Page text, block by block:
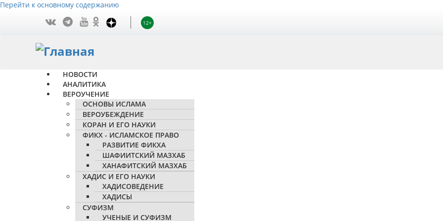
Перейти к основному содержанию
12+
НОВОСТИ
АНАЛИТИКА
ВЕРОУЧЕНИЕ
ОСНОВЫ ИСЛАМА
ВЕРОУБЕЖДЕНИЕ
КОРАН И ЕГО НАУКИ
ФИКХ - ИСЛАМСКОЕ ПРАВО
РАЗВИТИЕ ФИКХА
ШАФИИТСКИЙ МАЗХАБ
ХАНАФИТСКИЙ МАЗХАБ
ХАДИС И ЕГО НАУКИ
ХАДИСОВЕДЕНИЕ
ХАДИСЫ
СУФИЗМ
УЧЕНЫЕ И СУФИЗМ